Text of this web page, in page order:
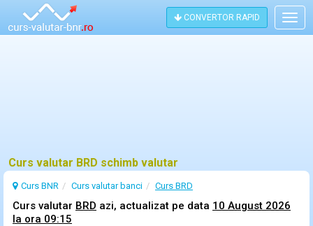
CONVERTOR RAPID
Curs valutar BRD schimb valutar
Curs BNR Curs valutarbanci Curs BRD
Curs valutar BRD azi, actualizat pe data 10 August 2026
la ora 09:15